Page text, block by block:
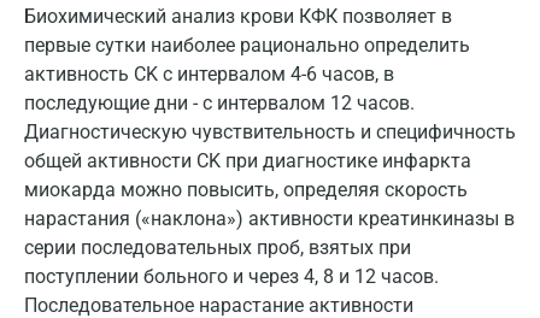
Биохимический анализ крови КФК позволяет в
первые сутки наиболее рационально определить
активность CK с интервалом 4-6 часов, в
последующие дни - с интервалом 12 часов.
Диагностическую чувствительность и специфичность
общей активности CK при диагностике инфаркта
миокарда можно повысить, определяя скорость
нарастания («наклона») активности креатинкиназы в
серии последовательных проб, взятых при
поступлении больного и через 4, 8 и 12 часов.
Последовательное нарастание активности
Кемерово
Ковров
Коломна
Королев
Кострома
Котельники